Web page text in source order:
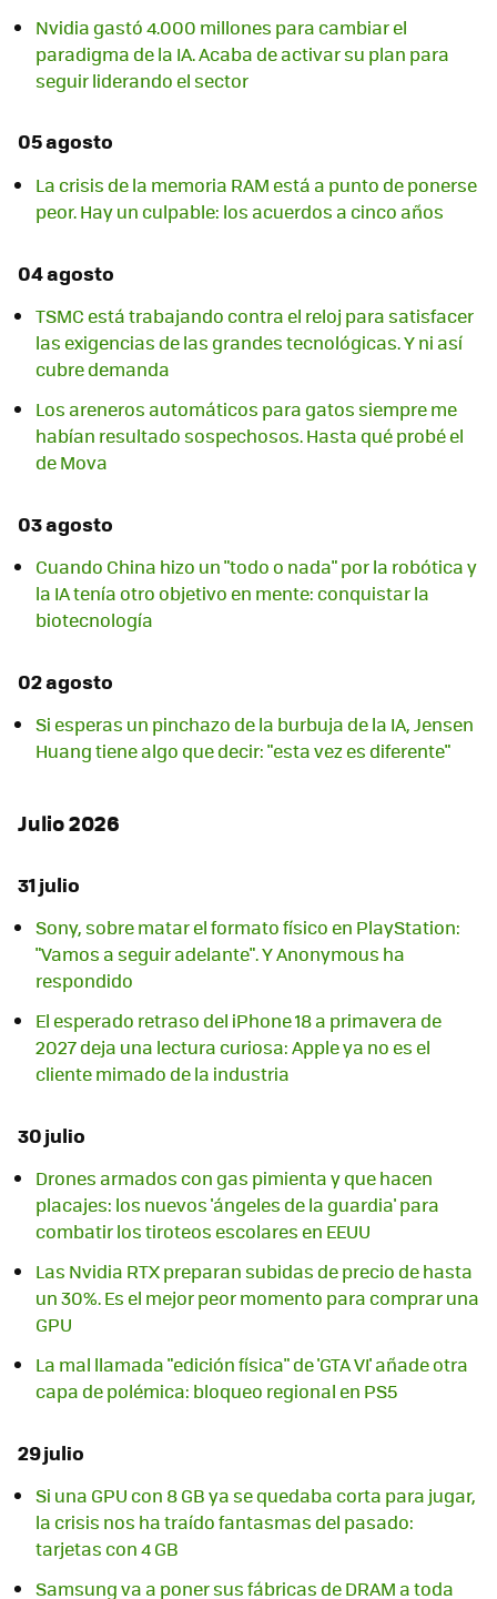
Nvidia gastó 4.000 millones para cambiar el
paradigma de la IA. Acaba de activar su plan para
seguir liderando el sector
05 agosto
La crisis de la memoria RAM está a punto de ponerse
peor. Hay un culpable: los acuerdos a cinco años
04 agosto
TSMC está trabajando contra el reloj para satisfacer
las exigencias de las grandes tecnológicas. Y ni así
cubre demanda
Los areneros automáticos para gatos siempre me
habían resultado sospechosos. Hasta qué probé el
de Mova
03 agosto
Cuando China hizo un "todo o nada" por la robótica y
la IA tenía otro objetivo en mente: conquistar la
biotecnología
02 agosto
Si esperas un pinchazo de la burbuja de la IA, Jensen
Huang tiene algo que decir: "esta vez es diferente"
Julio 2026
31 julio
Sony, sobre matar el formato físico en PlayStation:
"Vamos a seguir adelante". Y Anonymous ha
respondido
El esperado retraso del iPhone 18 a primavera de
2027 deja una lectura curiosa: Apple ya no es el
cliente mimado de la industria
30 julio
Drones armados con gas pimienta y que hacen
placajes: los nuevos 'ángeles de la guardia' para
combatir los tiroteos escolares en EEUU
Las Nvidia RTX preparan subidas de precio de hasta
un 30%. Es el mejor peor momento para comprar una
GPU
La mal llamada "edición física" de 'GTA VI' añade otra
capa de polémica: bloqueo regional en PS5
29 julio
Si una GPU con 8 GB ya se quedaba corta para jugar,
la crisis nos ha traído fantasmas del pasado:
tarjetas con 4 GB
Samsung va a poner sus fábricas de DRAM a toda